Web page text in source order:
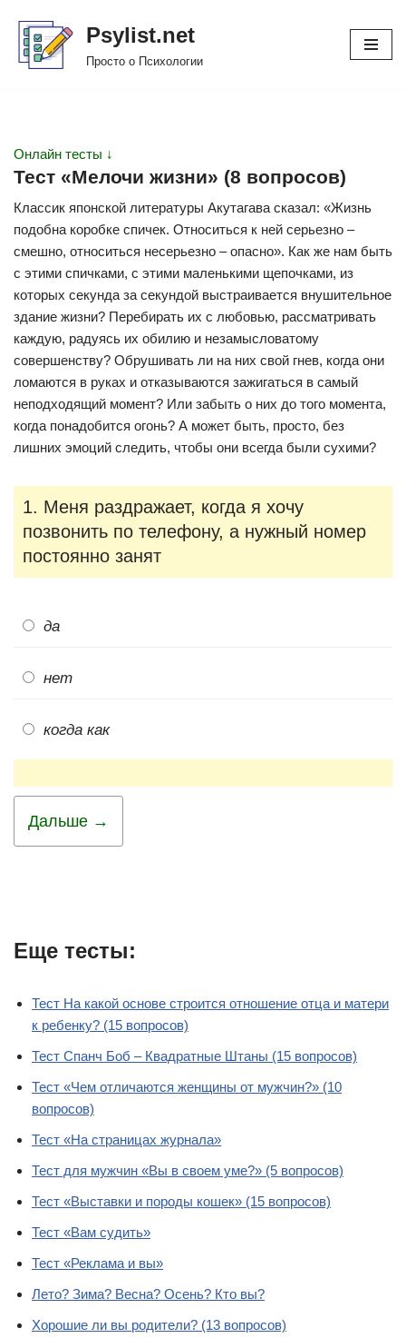
Перейти
Psylist.net
Просто о Психологии
Онлайн тесты ↓
Тест «Мелочи жизни» (8 вопросов)
Классик японской литературы Акутагава сказал: «Жизнь
подобна коробке спичек. Относиться к ней серьезно –
смешно, относиться несерьезно – опасно». Как же нам быть
с этими спичками, с этими маленькими щепочками, из
которых секунда за секундой выстраивается внушительное
здание жизни? Перебирать их с любовью, рассматривать
каждую, радуясь их обилию и незамысловатому
совершенству? Обрушивать ли на них свой гнев, когда они
ломаются в руках и отказываются зажигаться в самый
неподходящий момент? Или забыть о них до того момента,
когда понадобится огонь? А может быть, просто, без
лишних эмоций следить, чтобы они всегда были сухими?
1. Меня раздражает, когда я хочу
позвонить по телефону, а нужный номер
постоянно занят
да
нет
когда как
Дальше →
Еще тесты:
Тест На какой основе строится отношение отца и матери
к ребенку? (15 вопросов)
Тест Спанч Боб – Квадратные Штаны (15 вопросов)
Тест «Чем отличаются женщины от мужчин?» (10
вопросов)
Тест «На страницах журнала»
Тест для мужчин «Вы в своем уме?» (5 вопросов)
Тест «Выставки и породы кошек» (15 вопросов)
Тест «Вам судить»
Тест «Реклама и вы»
Лето? Зима? Весна? Осень? Кто вы?
Хорошие ли вы родители? (13 вопросов)